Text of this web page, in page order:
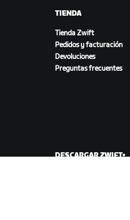
TIENDA
Tienda Zwift
Pedidos y facturación
Devoluciones
Preguntas frecuentes
DESCARGAR ZWIFT